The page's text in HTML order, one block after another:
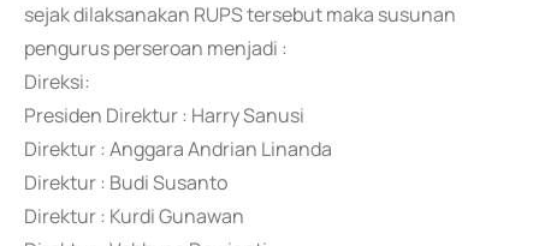
sejak dilaksanakan RUPS tersebut maka susunan
pengurus perseroan menjadi :
Direksi:
Presiden Direktur : Harry Sanusi
Direktur : Anggara Andrian Linanda
Direktur : Budi Susanto
Direktur : Kurdi Gunawan